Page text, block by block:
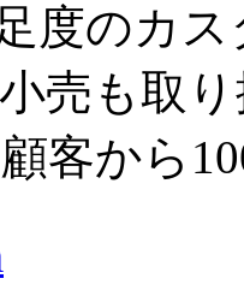
度のカ
売も取
客から